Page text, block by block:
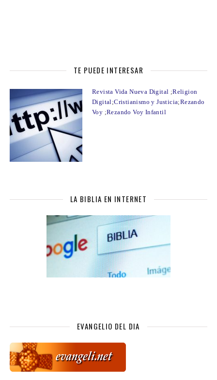
TE PUEDE INTERESAR
Revista Vida Nueva Digital ;Religion
Digital;Cristianismo y Justicia;Rezando
Voy ;Rezando Voy Infantil
LA BIBLIA EN INTERNET
EVANGELIO DEL DIA